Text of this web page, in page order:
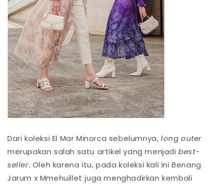
Dari koleksi El Mar Minorca sebelumnya, long outer
merupakan salah satu artikel yang menjadibest-
seller. Oleh karena itu, pada koleksi kali ini Benang
Jarum x Mmehuillet juga menghadirkan kembali